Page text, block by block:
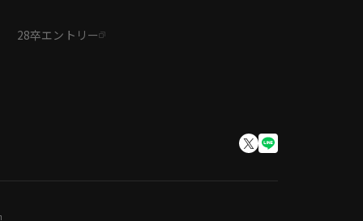
28卒エントリー